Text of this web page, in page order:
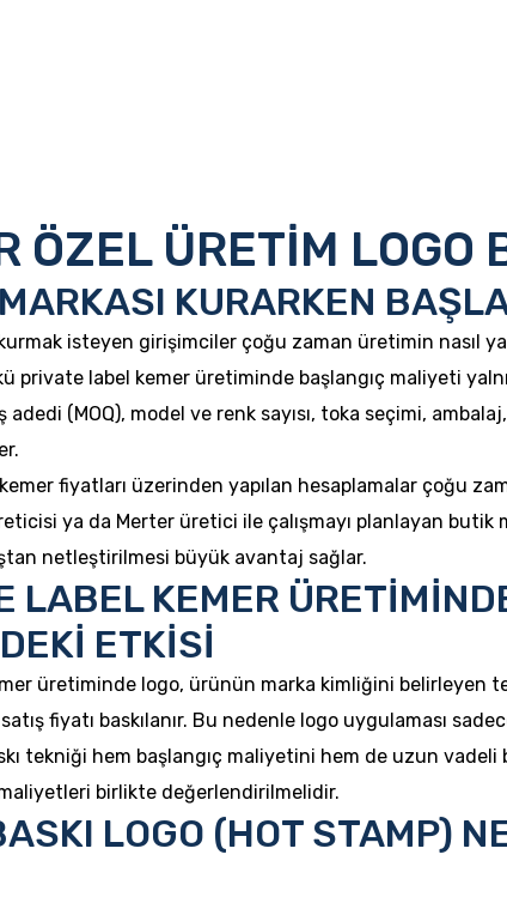
ÖZEL ÜRETİM LOGO
KURARKEN
isteyen girişimciler çoğu zaman üretimin nasıl
private label kemer üretiminde başlangıç maliyeti
adedi (MOQ), model ve renk sayısı, toka seçimi,
fiyatları üzerinden yapılan hesaplamalar çoğu
ya da Merter üretici ile çalışmayı planlayan butik
netleştirilmesi büyük avantaj sağlar.
LABEL KEMER
ETKİSİ
üretiminde logo, ürünün marka kimliğini belirleyen
fiyatı baskılanır. Bu nedenle logo uygulaması
tekniği hem başlangıç maliyetini hem de uzun
birlikte değerlendirilmelidir.
LOGO (HOT STAMP)